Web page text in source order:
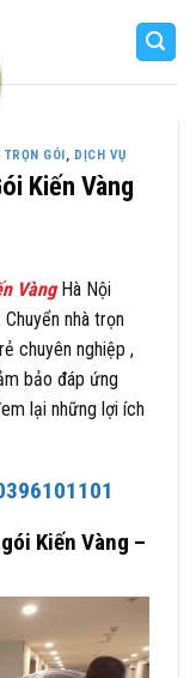
TRỌN GÓI, DỊCH VỤ
Kiến Vàng
VàngHà Nội
nhà trọn
chuyên nghiệp ,
bảo đáp ứng
lại những lợi ích
Kiến Vàng –